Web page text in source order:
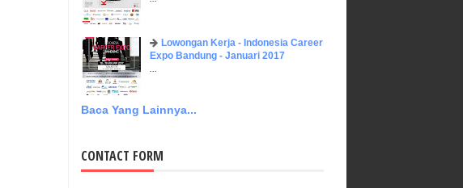
Lowongan Kerja - Indonesia Career
Expo Bandung - Januari 2017
...
Baca Yang Lainnya...
CONTACT FORM